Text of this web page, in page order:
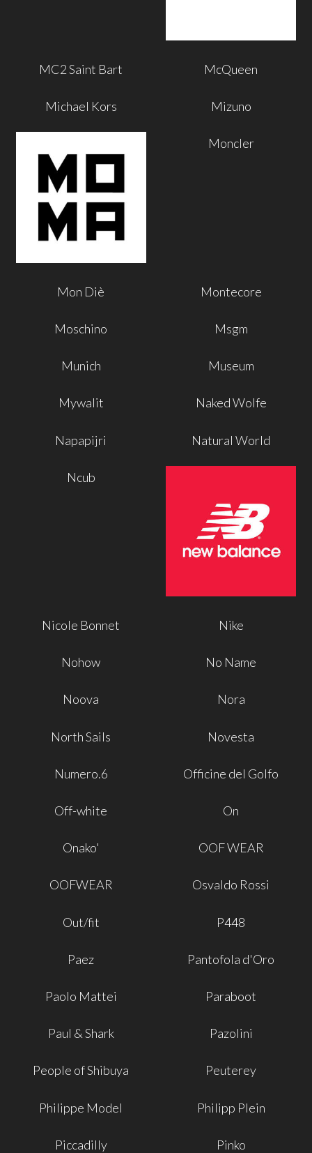
MC2 Saint Bart McQueen
Michael Kors Mizuno
Moncler
Mon Diè Montecore
Moschino Msgm
Munich Museum
Mywalit Naked Wolfe
Napapijri Natural World
Ncub
Nicole Bonnet Nike
Nohow No Name
Noova Nora
North Sails Novesta
Numero.6 Officine del Golfo
Off-white On
Onako' OOF WEAR
OOFWEAR Osvaldo Rossi
Out/fit P448
Paez Pantofola d'Oro
Paolo Mattei Paraboot
Paul & Shark Pazolini
People of Shibuya Peuterey
Philippe Model Philipp Plein
Piccadilly Pinko